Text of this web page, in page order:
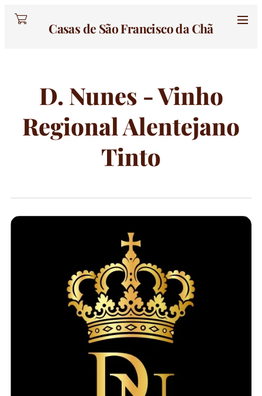
Casas de São Francisco da Chã
D. Nunes - Vinho
Regional Alentejano
Tinto